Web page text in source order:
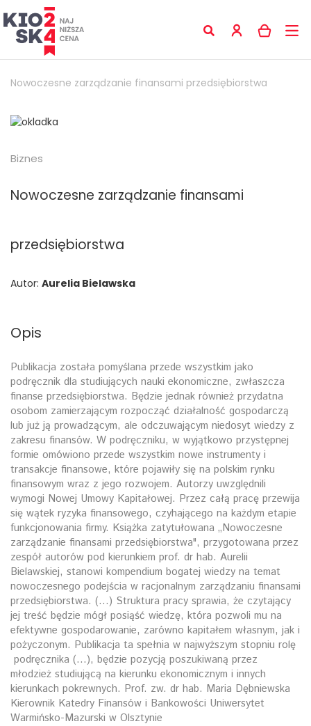
Nowoczesne zarządzanie finansami przedsiębiorstwa
Biznes
Nowoczesne zarządzanie finansami
przedsiębiorstwa
Autor: Aurelia Bielawska
Opis
Publikacja została pomyślana przede wszystkim jako
podręcznik dla studiujących nauki ekonomiczne, zwłaszcza
finanse przedsiębiorstwa. Będzie jednak również przydatna
osobom zamierzającym rozpocząć działalność gospodarczą
lub już ją prowadzącym, ale odczuwającym niedosyt wiedzy z
zakresu finansów. W podręczniku, w wyjątkowo przystępnej
formie omówiono przede wszystkim nowe instrumenty i
transakcje finansowe, które pojawiły się na polskim rynku
finansowym wraz z jego rozwojem. Autorzy uwzględnili
wymogi Nowej Umowy Kapitałowej. Przez całą pracę przewija
się wątek ryzyka finansowego, czyhającego na każdym etapie
funkcjonowania firmy. Książka zatytułowana „Nowoczesne
zarządzanie finansami przedsiębiorstwa", przygotowana przez
zespół autorów pod kierunkiem prof. dr hab. Aurelii
Bielawskiej, stanowi kompendium bogatej wiedzy na temat
nowoczesnego podejścia w racjonalnym zarządzaniu finansami
przedsiębiorstwa. (...) Struktura pracy sprawia, że czytający
jej treść będzie mógł posiąść wiedzę, która pozwoli mu na
efektywne gospodarowanie, zarówno kapitałem własnym, jak i
pożyczonym. Publikacja ta spełnia w najwyższym stopniu rolę
podręcznika (...), będzie pozycją poszukiwaną przez
młodzież studiującą na kierunku ekonomicznym i innych
kierunkach pokrewnych. Prof. zw. dr hab. Maria Dębniewska
Kierownik Katedry Finansów i Bankowości Uniwersytet
Warmińsko-Mazurski w Olsztynie